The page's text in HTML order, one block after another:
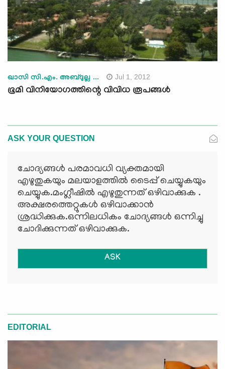
ഖാസി സി.എം. അബ്ദുല്ല ... Jul 1, 2012
ഭൂമി വിനിയോഗത്തിന്റെ വിവിധ രൂപങ്ങള്‍
ASK YOUR QUESTION
ചോദ്യങ്ങള്‍ പരമാവധി വ്യക്തമായി
എഴുതുകയും മലയാളത്തില്‍ ടൈപ്പ് ചെയ്യുകയും
ചെയ്യുക.മംഗ്ലീഷില്‍ എഴുതുന്നത് ഒഴിവാക്കുക .
അക്ഷരത്തെറ്റുകള്‍ ഒഴിവാക്കാന്‍
ശ്രദ്ധിക്കുക.ഒന്നിലധികം ചോദ്യങ്ങള്‍ ഒന്നിച്ചു
ചോദിക്കുന്നത് ഒഴിവാക്കുക.
ASK
EDITORIAL